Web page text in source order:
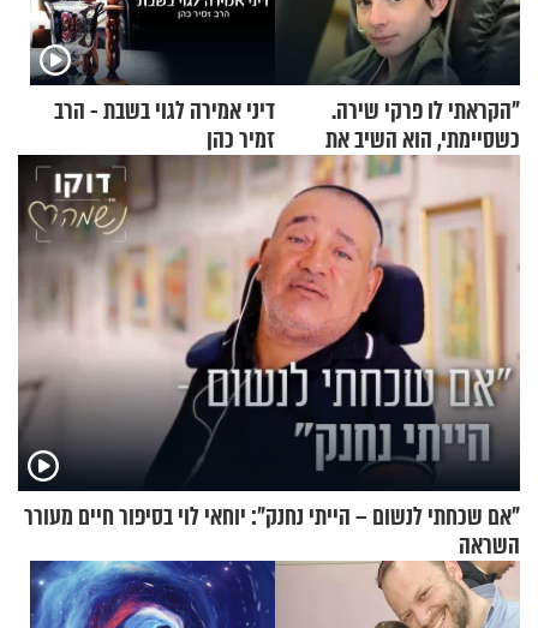
"הקראתי לו פרקי שירה.
כשסיימתי, הוא השיב את
נשמתו לבורא"
דיני אמירה לגוי בשבת - הרב
זמיר כהן
"אם שכחתי לנשום – הייתי נחנק": יוחאי לוי בסיפור חיים מעורר
השראה